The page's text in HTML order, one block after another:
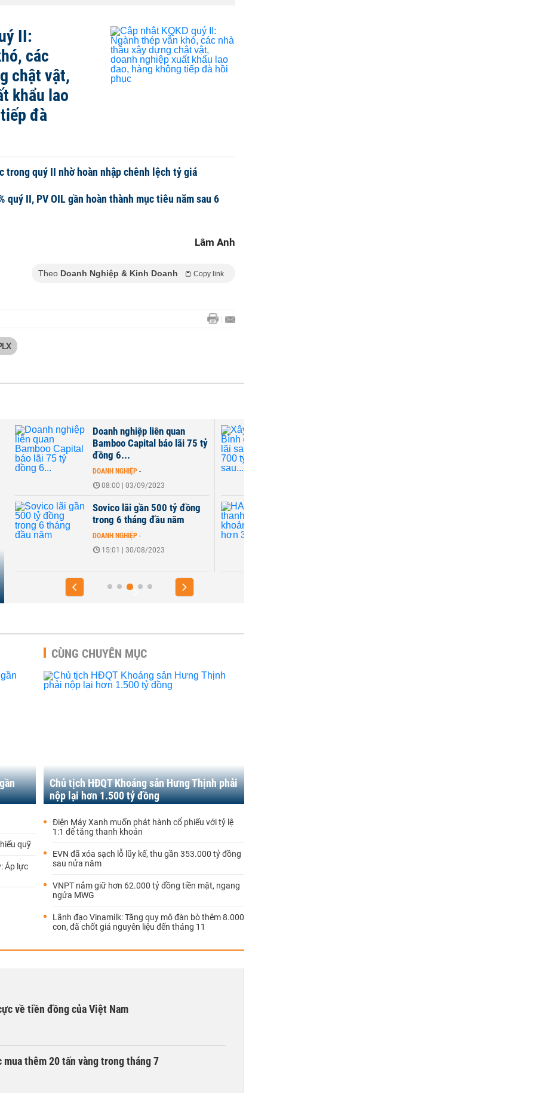
II:
các
chật vật,
khẩu lao
đà
trong quý II nhờ hoàn nhập chênh lệch tỷ giá
quý II, PV OIL gần hoàn thành mục tiêu năm sau 6
Lâm Anh
Theo Doanh Nghiệp & Kinh Doanh Copy link
Doanh nghiệp liên quan
Bamboo Capital báo lãi 75 tỷ
đồng 6...
DOANH NGHIỆP -
08:00 | 03/09/2023
Sovico lãi gần 500 tỷ đồng
trong 6 tháng đầu năm
DOANH NGHIỆP -
15:01 | 30/08/2023
quỹ
Áp lực
CÙNG CHUYÊN MỤC
Chủ tịch HĐQT Khoáng sản Hưng Thịnh phải
nộp lại hơn 1.500 tỷ đồng
Điện Máy Xanh muốn phát hành cổ phiếu với tỷ lệ
1:1 để tăng thanh khoản
EVN đã xóa sạch lỗ lũy kế, thu gần 353.000 tỷ đồng
sau nửa năm
VNPT nắm giữ hơn 62.000 tỷ đồng tiền mặt, ngang
ngửa MWG
Lãnh đạo Vinamilk: Tăng quy mô đàn bò thêm 8.000
con, đã chốt giá nguyên liệu đến tháng 11
về tiền đồng của Việt Nam
mua thêm 20 tấn vàng trong tháng 7